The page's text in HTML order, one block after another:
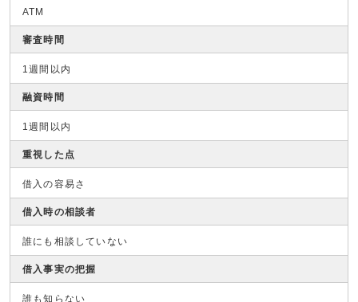
ATM
審査時間
1週間以内
融資時間
1週間以内
重視した点
借入の容易さ
借入時の相談者
誰にも相談していない
借入事実の把握
誰も知らない